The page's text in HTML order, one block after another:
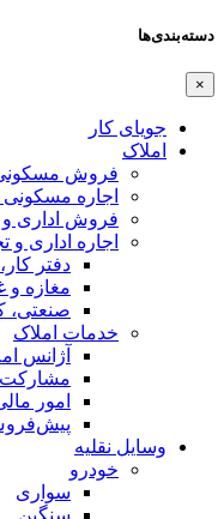
دسته‌بندی‌ها
×
جویای کار
املاک
فروش مسکونی
اجاره مسکونی
فروش اداری و
اجاره اداری و
دفتر
مغازه و
صنعتی،‌
خدمات املاک
آژانس
امور
وسایل نقلیه
خودرو
سواری